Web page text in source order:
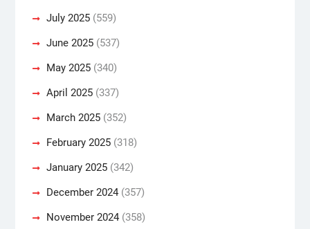
July 2025(559)
June 2025(537)
May 2025(340)
April 2025(337)
March 2025(352)
February 2025(318)
January 2025(342)
December 2024(357)
November 2024(358)